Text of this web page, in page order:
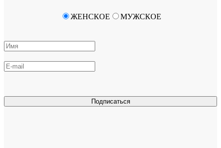
Подписаться
ЖЕНСКОЕ МУЖСКОЕ